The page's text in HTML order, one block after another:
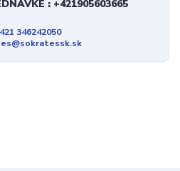
: +421905603665
346242050